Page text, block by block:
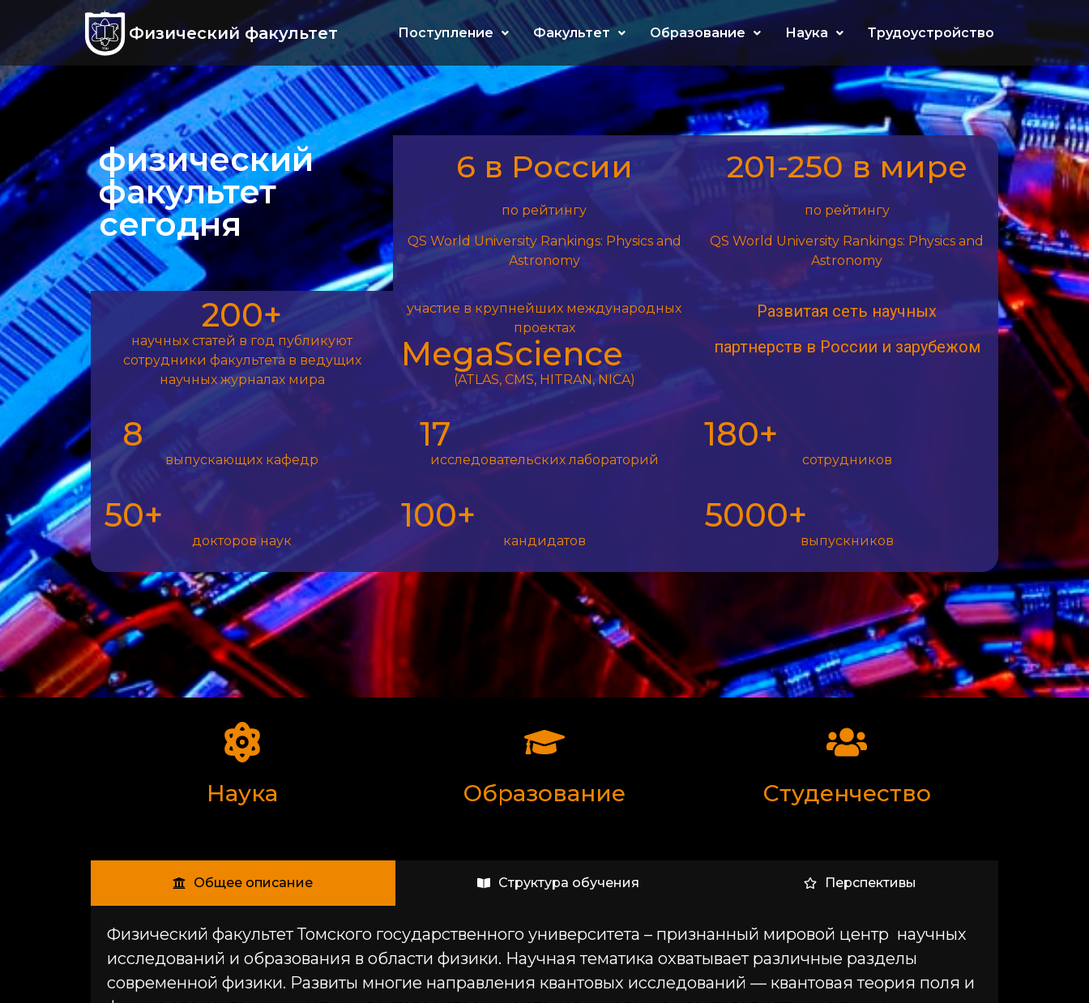
Физический факультет Поступление Факультет Образование Наука Трудоустройство
физический
факультет
сегодня
6 в России
по рейтингу
QS World University Rankings: Physics and
Astronomy
201-250 в мире
по рейтингу
QS World University Rankings: Physics and
Astronomy
200+
научных статей в год публикуют
сотрудники факультета в ведущих
научных журналах мира
участие в крупнейших международных
проектах
MegaScience
(ATLAS, CMS, HITRAN, NICA)
Развитая сеть научных
партнерств в России и зарубежом
8
выпускающих кафедр
17
исследовательских лабораторий
180+
сотрудников
50+
докторов наук
100+
кандидатов
5000+
выпускников
Наука Образование Студенчество
Общее описание Структура обучения Перспективы
Физический факультет Томского государственного университета – признанный мировой центр научных
исследований и образования в области физики. Научная тематика охватывает различные разделы
современной физики. Развиты многие направления квантовых исследований — квантовая теория поля и